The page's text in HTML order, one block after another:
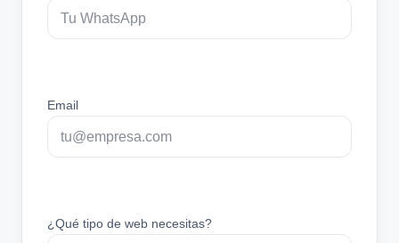
Email
¿Qué tipo de web necesitas?